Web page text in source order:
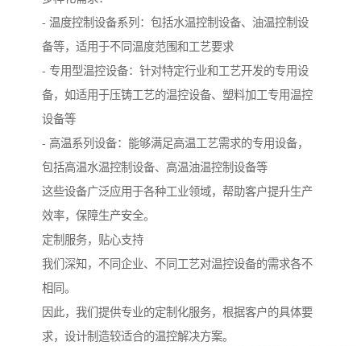
- 温度控制设备系列：包括水温控制设备、油温控制设
备等，适用于不同温度范围和工艺要求
- 专用型温控设备：针对特定行业和工艺开发的专用设
备，如适用于压铸工艺的温控设备、塑料加工专用温控
设备等
- 高温系列设备：能够满足高温工艺需求的专用设备，
包括高温水温控制设备、高温油温控制设备等
这些设备广泛应用于各种工业领域，帮助客户提升生产
效率，保障生产安全。
定制服务，贴心支持
我们深知，不同企业、不同工艺对温控设备的需求各不
相同。
因此，我们提供专业的定制化服务，根据客户的具体要
求，设计制造较适合的温控解决方案。